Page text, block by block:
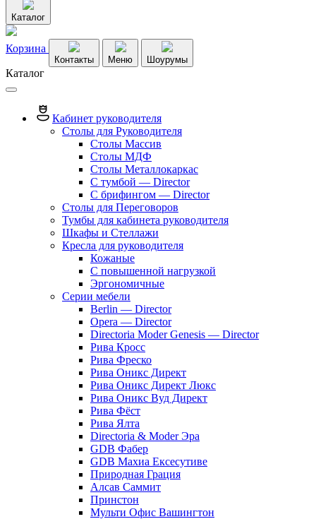
Каталог
Корзина
Контакты Меню Шоурумы
Каталог
Кабинет руководителя
Столы для Руководителя
Столы Массив
Столы МДФ
Столы Металлокаркас
С тумбой — Director
C брифингом — Director
Столы для Переговоров
Тумбы для кабинета руководителя
Шкафы и Стеллажи
Кресла для руководителя
Кожаные
С повышенной нагрузкой
Эргономичные
Серии мебели
Berlin — Director
Opera — Director
Directoria Moder Genesis — Director
Рива Кросс
Рива Фреско
Рива Оникс Директ
Рива Оникс Директ Люкс
Рива Оникс Вуд Директ
Рива Фёст
Рива Ялта
Directoria & Moder Эра
GDB Фабер
GDB Махиа Ексесутиве
Природная Грация
Алсав Саммит
Принстон
Мульти Офис Вашингтон